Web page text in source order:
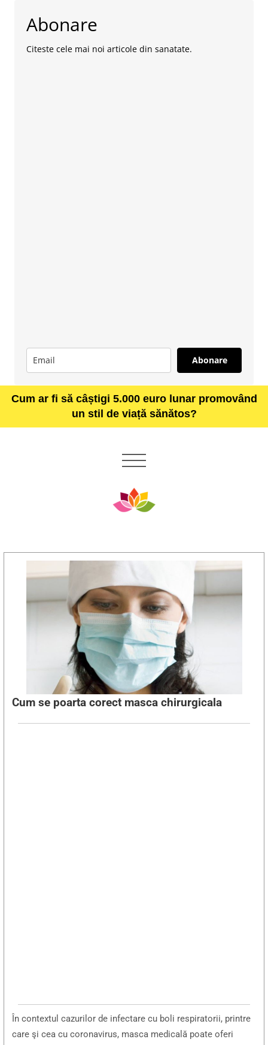
Abonare
Citeste cele mai noi articole din sanatate.
Abonare
Cum ar fi să câștigi 5.000 euro lunar promovând
un stil de viață sănătos?
Cum se poarta corect masca chirurgicala
În contextul cazurilor de infectare cu boli respiratorii, printre
care şi cea cu coronavirus, masca medicală poate oferi